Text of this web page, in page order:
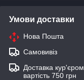
Умови доставки
Нова Пошта
Самовивіз
Доставка
вартість 750 грн